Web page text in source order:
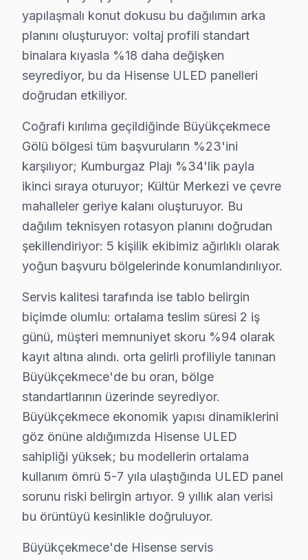
Karaağaç Mahallesi sakinleri, Hisense
Kumburgaz'da Hisense TV Servisi
Kumburgaz Mahallesi’nde Hisense ekran onarımı
Mimarsinan'da Hisense TV Servisi
Mimarsinan Mahallesi’nde Hisense cihaz
Muratbey'de Hisense TV Servisi
Muratbey Mahallesi’nde Hisense televizyonu olan
Pınartepe'de Hisense TV Servisi
Pınartepe Mahallesi’nde Hisense televizyon
Sırtköy'de Hisense TV Servisi
Sırtköy Mahallesi'nde Hisense televizyon teknik
Türkoba'da Hisense TV Servisi
Türkoba Mahallesi’nde Hisense TV'niz için hizmet
Ulus'da Hisense TV Servisi
Ulus Mahallesi sakinleri, Hisense televizyonlarıyla
Yenimahalle'de Hisense TV Servisi
Yenimahalle Mahallesi’nde Hisense panel
Yeşilbağlar'da Hisense TV Servisi
Yeşilbağlar Mahallesi’nde Hisense televizyon sahibi
yapılaşmalı konut dokusu bu dağılımın arka
planını oluşturuyor: voltaj profili standart
binalara kıyasla %18 daha değişken
seyrediyor, bu da Hisense ULED panelleri
doğrudan etkiliyor.
Coğrafi kırılıma geçildiğinde Büyükçekmece
Gölü bölgesi tüm başvuruların %23'ini
karşılıyor; Kumburgaz Plajı %34'lik payla
ikinci sıraya oturuyor; Kültür Merkezi ve çevre
mahalleler geriye kalanı oluşturuyor. Bu
dağılım teknisyen rotasyon planını doğrudan
şekillendiriyor: 5 kişilik ekibimiz ağırlıklı olarak
yoğun başvuru bölgelerinde konumlandırılıyor.
Servis kalitesi tarafında ise tablo belirgin
biçimde olumlu: ortalama teslim süresi 2 iş
günü, müşteri memnuniyet skoru %94 olarak
kayıt altına alındı. orta gelirli profiliyle tanınan
Büyükçekmece'de bu oran, bölge
standartlarının üzerinde seyrediyor.
Büyükçekmece ekonomik yapısı dinamiklerini
göz önüne aldığımızda Hisense ULED
sahipliği yüksek; bu modellerin ortalama
kullanım ömrü 5-7 yıla ulaştığında ULED panel
sorunu riski belirgin artıyor. 9 yıllık alan verisi
bu örüntüyü kesinlikle doğruluyor.
Büyükçekmece'de Hisense servis